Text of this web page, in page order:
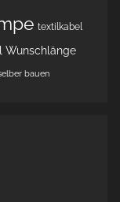
textilkabel
Wunschlänge
bauen